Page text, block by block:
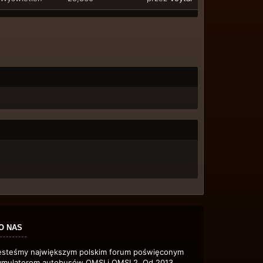
NAS
największym polskim forum poświęconym